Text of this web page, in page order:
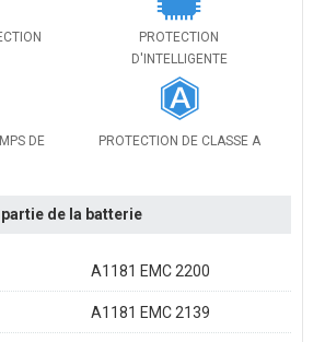
PROTECTION
D'INTELLIGENTE
DE
PROTECTION DE CLASSE A
de la batterie
A1181 EMC 2200
A1181 EMC 2139